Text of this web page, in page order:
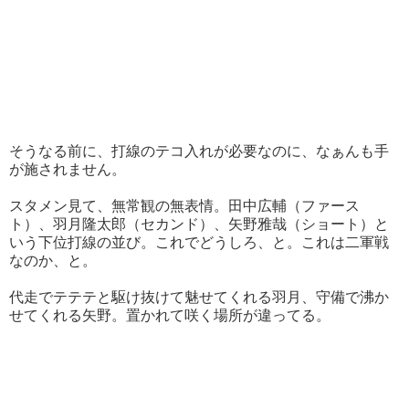
そうなる前に、打線のテコ入れが必要なのに、なぁんも手
が施されません。
スタメン見て、無常観の無表情。田中広輔（ファース
ト）、羽月隆太郎（セカンド）、矢野雅哉（ショート）と
いう下位打線の並び。これでどうしろ、と。これは二軍戦
なのか、と。
代走でテテテと駆け抜けて魅せてくれる羽月、守備で沸か
せてくれる矢野。置かれて咲く場所が違ってる。